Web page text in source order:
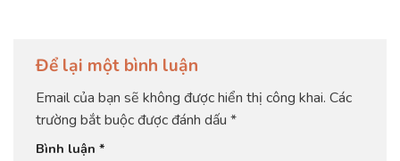
Để lại một bình luận
Email của bạn sẽ không được hiển thị công khai. Các
trường bắt buộc được đánh dấu *
Bình luận *